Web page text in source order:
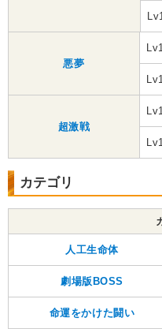
悪夢
超激戦
カテゴリ
人工生命体
劇場版BOSS
命運をかけた闘い